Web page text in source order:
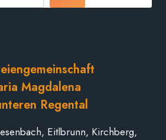
Magdalena
Regental
Eitlbrunn, Kirchberg,